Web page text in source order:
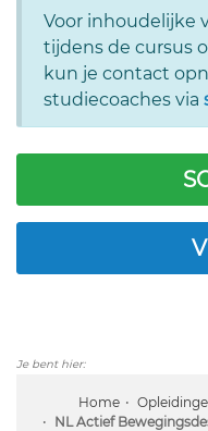
Voor inhoudelijke
tijdens de cursus
kun je contact
studiecoaches via
Je bent hier:
Home
NL Actief